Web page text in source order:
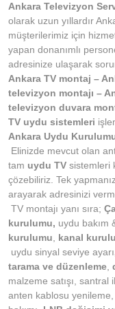
Ankara Televizyon
olarak uzun yıllardır
müşterilerimiz için
yapan donanımlı
adresinize ulaşarak
Ankara TV montaj –
televizyon montajı –
televizyon duvara
TV uydu sistemleri
Ankara Uydu
Elinizde mevcut olan
tam uydu TV sistemleri
çözebiliriz. Tek
arayarak adresinizi
TV montajı yanı sıra;
kurulumu, uydu bakım
kurulumu, kanal
uydu sinyal seviye ayarı
tarama ve düzenleme,
malzeme satışı,
anten kablosu